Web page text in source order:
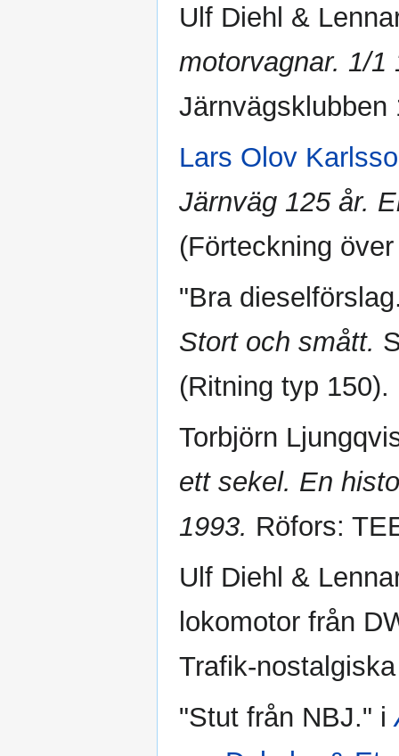
Ulf Diehl &
motorvagnar. 1/1
Järnvägsklubben
Lars Olov
Järnväg 125 år.
(Förteckning
"Bra
Stort och smått.
(Ritning typ 150).
Torbjörn
ett sekel. En
1993. Röfors:
Ulf Diehl &
lokomotor från
Trafik-
"Stut från NBJ." i